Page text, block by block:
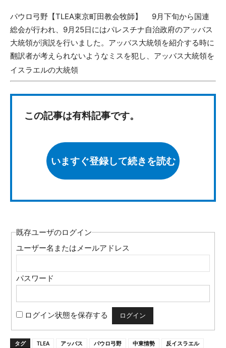
パウロ弓野【TLEA東京町田教会牧師】 9月下旬から国連
総会が行われ、9月25日にはパレスチナ自治政府のアッバス
大統領が演説を行いました。アッバス大統領を紹介する時に
翻訳者が考えられないようなミスを犯し、アッバス大統領を
イスラエルの大統領
この記事は有料記事です。
いますぐ登録して続きを読む
既存ユーザのログイン
ユーザー名またはメールアドレス
パスワード
ログイン状態を保存する
タグ TLEA アッバス パウロ弓野 中東情勢
反イスラエル